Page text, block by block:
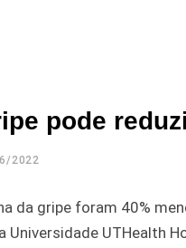
pode
2022
da gripe foram 40%
UTHealth